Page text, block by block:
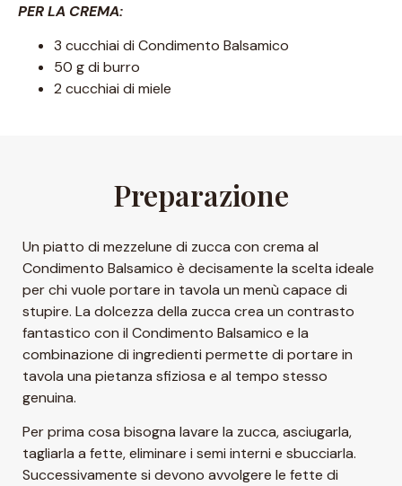
PER LA CREMA:
3 cucchiai di Condimento Balsamico
50 g di burro
2 cucchiai di miele
Preparazione
Un piatto di mezzelune di zucca con crema al
Condimento Balsamico è decisamente la scelta ideale
per chi vuole portare in tavola un menù capace di
stupire. La dolcezza della zucca crea un contrasto
fantastico con il Condimento Balsamico e la
combinazione di ingredienti permette di portare in
tavola una pietanza sfiziosa e al tempo stesso
genuina.
Per prima cosa bisogna lavare la zucca, asciugarla,
tagliarla a fette, eliminare i semi interni e sbucciarla.
Successivamente si devono avvolgere le fette di